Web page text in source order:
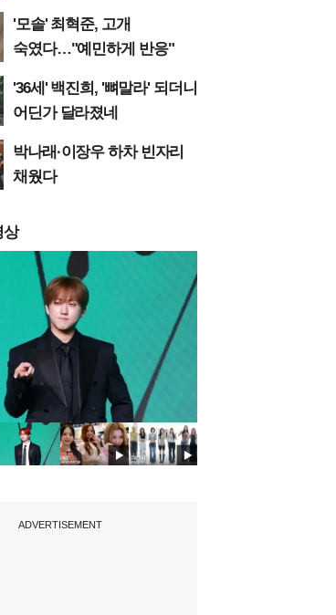
'모솔' 최혁준, 고개
숙였다…"예민하게 반응"
'36세' 백진희, '뼈말라' 되더니
어딘가 달라졌네
박나래·이장우 하차 빈자리
채웠다
상
ADVERTISEMENT